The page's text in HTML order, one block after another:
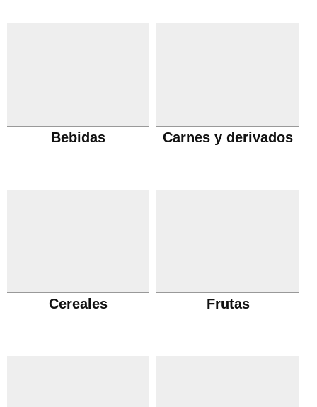
Bebidas Carnes y derivados
Cereales Frutas